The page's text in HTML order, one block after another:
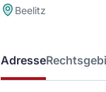
Beelitz
Adresse